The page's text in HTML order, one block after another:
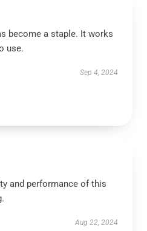
become a staple. It works
use.
Sep 4, 2024
and performance of this
Aug 22, 2024